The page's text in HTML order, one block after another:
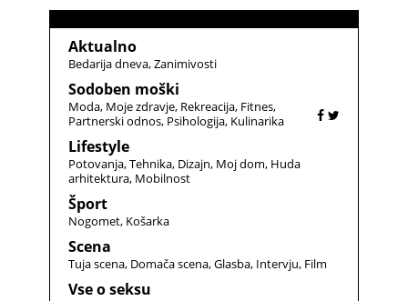
Aktualno
Bedarija dneva Zanimivosti
Sodoben moški
Moda Moje zdravje Rekreacija Fitnes
Partnerski odnos Psihologija Kulinarika
Lifestyle
Potovanja Tehnika Dizajn Moj dom Huda
arhitektura Mobilnost
Šport
Nogomet Košarka
Scena
Tuja scena Domača scena Glasba Intervju Film
Vse o seksu